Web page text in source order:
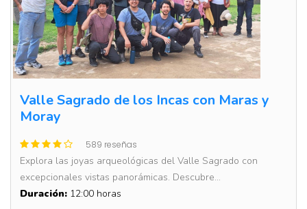
Valle Sagrado de los Incas con Maras y
Moray
589 reseñas
Explora las joyas arqueológicas del Valle Sagrado con
excepcionales vistas panorámicas. Descubre...
Duración: 12:00 horas